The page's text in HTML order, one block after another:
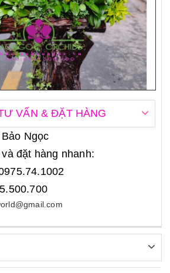
VẤN & ĐẶT HÀNG
Ngọc
đặt hàng nhanh: